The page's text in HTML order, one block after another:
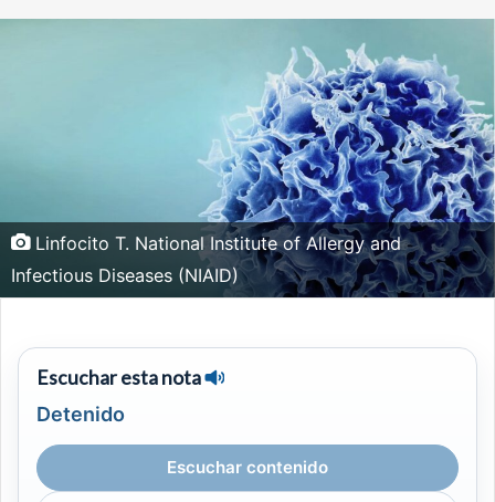
Linfocito T. National Institute of Allergy and
Infectious Diseases (NIAID)
Escuchar esta nota
Detenido
Escuchar contenido